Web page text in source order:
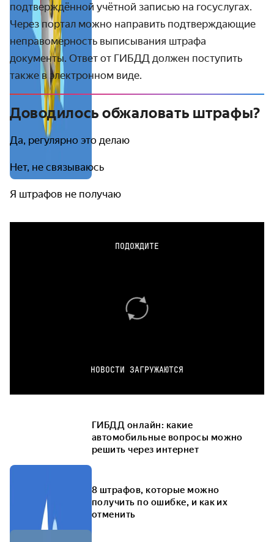
подтверждённой учётной записью на госуслугах.
Через портал можно направить подтверждающие
неправомерность выписывания штрафа
документы. Ответ от ГИБДД должен поступить
также в электронном виде.
Доводилось обжаловать штрафы?
Да, регулярно это делаю
Нет, не связываюсь
Я штрафов не получаю
ПОДОЖДИТЕ
НОВОСТИ ЗАГРУЖАЮТСЯ
ГИБДД онлайн: какие
автомобильные вопросы можно
решить через интернет
8 штрафов, которые можно
получить по ошибке, и как их
отменить